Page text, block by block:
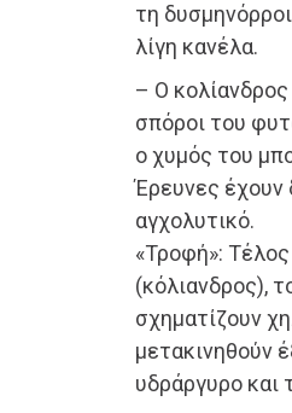
τη
λίγη κανέλα.
– Ο κολίανδρος
σπόροι του
ο χυμός του
Έρευνες έχουν
αγχολυτικό.
«Τροφή»:
(κόλιανδρος),
σχηματίζουν
μετακινηθούν
υδράργυρο και